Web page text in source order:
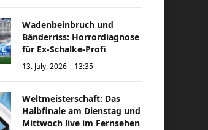
Wadenbeinbruch und
Bänderriss: Horrordiagnose
für Ex-Schalke-Profi
13. July, 2026 – 13:35
Weltmeisterschaft: Das
Halbfinale am Dienstag und
Mittwoch live im Fernsehen